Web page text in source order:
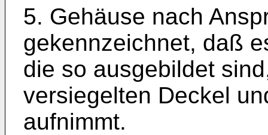
5. Gehäuse nach
gekennzeichnet, daß
die so ausgebildet
versiegelten Deckel
aufnimmt.